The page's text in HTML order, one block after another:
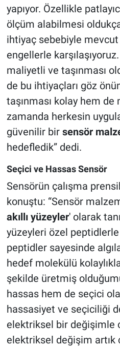
yapıyor. Özellikle
ölçüm alabilmesi
ihtiyaç sebebiyle
engellerle
maliyetli ve taşınması
de bu ihtiyaçları göz
taşınması kolay hem de
zamanda herkesin
güvenilir bir sensör
hedefledik” dedi.
Seçici ve Hassas Sensör
Sensörün çalışma
konuştu: “Sensör
akıllı yüzeyler' olarak
yüzeyleri özel
peptidler sayesinde
hedef molekülü
şekilde üretmiş
hassas hem de seçici
hassasiyet ve seçiciliği
elektriksel bir değişimle
elektriksel değişim artık